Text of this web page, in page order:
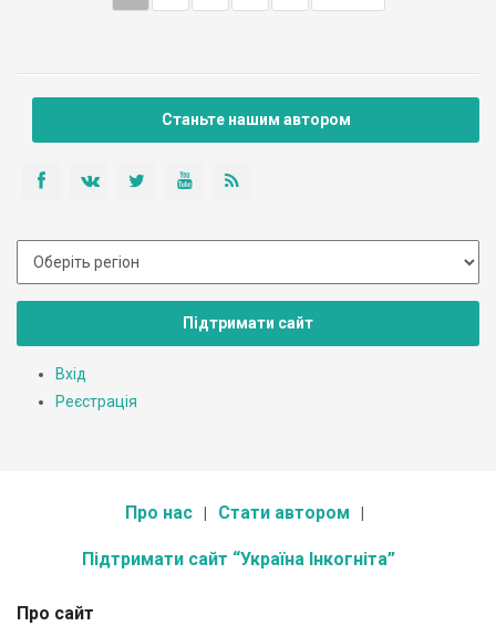
Станьте нашим автором
Підтримати сайт
Вхід
Реєстрація
Про нас Стати автором
Підтримати сайт “Україна Інкогніта”
Про сайт